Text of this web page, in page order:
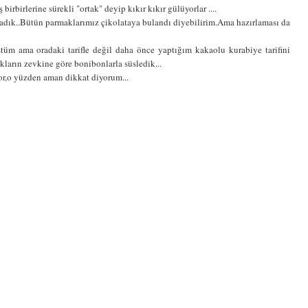
sürekli "ortak" deyip kıkır kıkır gülüyorlar ....
parmaklarımız çikolataya bulandı diyebilirim.Ama hazırlaması da
ama oradaki tarifle değil daha önce yaptığım kakaolu kurabiye tarifini
zevkine göre bonibonlarla süsledik...
yüzden aman dikkat diyorum...